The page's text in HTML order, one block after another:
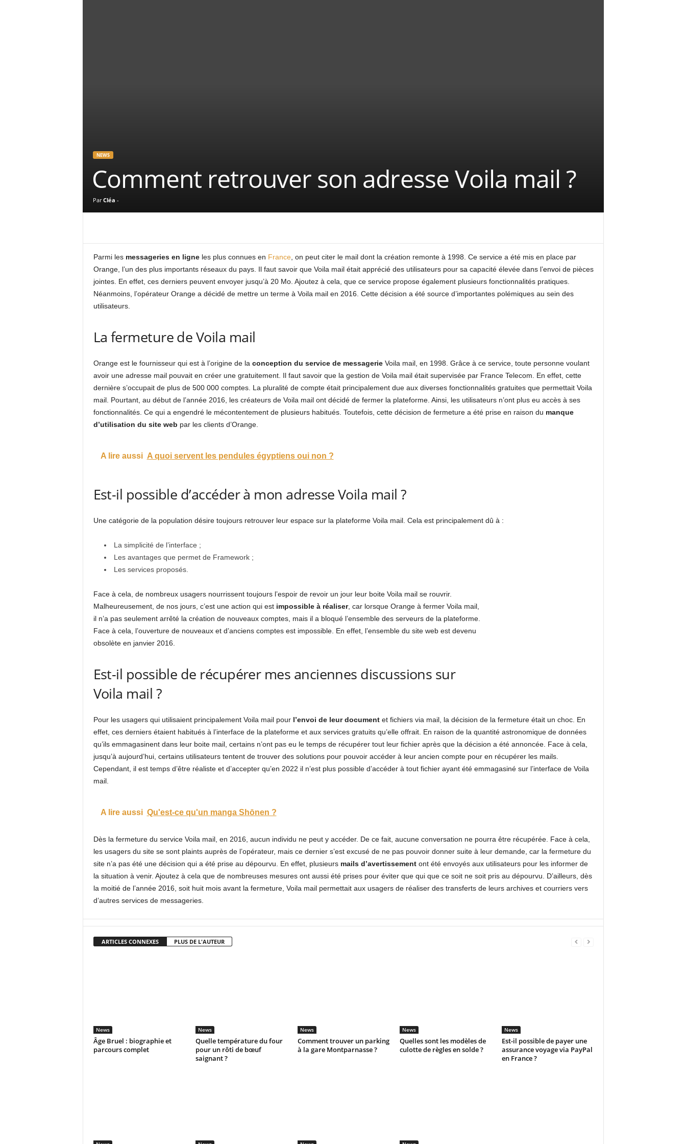
NEWS
Comment retrouver son adresse Voila mail ?
Par Cléa -
Parmi les messageries en ligneles plus connues en France, on peut citer le mail dont la création remonte à 1998. Ce service a été mis en place par
Orange, l’un des plus importants réseaux du pays. Il faut savoir que Voila mail était apprécié des utilisateurs pour sa capacité élevée dans l’envoi de pièces
jointes. En effet, ces derniers peuvent envoyer jusqu’à 20 Mo. Ajoutez à cela, que ce service propose également plusieurs fonctionnalités pratiques.
Néanmoins, l’opérateur Orange a décidé de mettre un terme à Voila mail en 2016. Cette décision a été source d’importantes polémiques au sein des
utilisateurs.
La fermeture de Voila mail
Orange est le fournisseur qui est à l’origine de la conception du service de messagerieVoila mail, en 1998. Grâce à ce service, toute personne voulant
avoir une adresse mail pouvait en créer une gratuitement. Il faut savoir que la gestion de Voila mail était supervisée par France Telecom. En effet, cette
dernière s’occupait de plus de 500 000 comptes. La pluralité de compte était principalement due aux diverses fonctionnalités gratuites que permettait Voila
mail. Pourtant, au début de l’année 2016, les créateurs de Voila mail ont décidé de fermer la plateforme. Ainsi, les utilisateurs n’ont plus eu accès à ses
fonctionnalités. Ce qui a engendré le mécontentement de plusieurs habitués. Toutefois, cette décision de fermeture a été prise en raison du manque
d’utilisation du site web par les clients d’Orange.
A lire aussi A quoi servent les pendules égyptiens oui non ?
Est-il possible d’accéder à mon adresse Voila mail ?
Une catégorie de la population désire toujours retrouver leur espace sur la plateforme Voila mail. Cela est principalement dû à :
La simplicité de l’interface ;
Les avantages que permet de Framework ;
Les services proposés.
Face à cela, de nombreux usagers nourrissent toujours l’espoir de revoir un jour leur boite Voila mail se rouvrir.
Malheureusement, de nos jours, c’est une action qui est impossible à réaliser, car lorsque Orange à fermer Voila mail,
il n’a pas seulement arrêté la création de nouveaux comptes, mais il a bloqué l’ensemble des serveurs de la plateforme.
Face à cela, l’ouverture de nouveaux et d’anciens comptes est impossible. En effet, l’ensemble du site web est devenu
obsolète en janvier 2016.
Est-il possible de récupérer mes anciennes discussions sur
Voila mail ?
Pour les usagers qui utilisaient principalement Voila mail pourl’envoi de leur documentet fichiers via mail, la décision de la fermeture était un choc. En
effet, ces derniers étaient habitués à l’interface de la plateforme et aux services gratuits qu’elle offrait. En raison de la quantité astronomique de données
qu’ils emmagasinent dans leur boite mail, certains n’ont pas eu le temps de récupérer tout leur fichier après que la décision a été annoncée. Face à cela,
jusqu’à aujourd’hui, certains utilisateurs tentent de trouver des solutions pour pouvoir accéder à leur ancien compte pour en récupérer les mails.
Cependant, il est temps d’être réaliste et d’accepter qu’en 2022 il n’est plus possible d’accéder à tout fichier ayant été emmagasiné sur l’interface de Voila
mail.
A lire aussi Qu'est-ce qu'un manga Shōnen ?
Dès la fermeture du service Voila mail, en 2016, aucun individu ne peut y accéder. De ce fait, aucune conversation ne pourra être récupérée. Face à cela,
les usagers du site se sont plaints auprès de l’opérateur, mais ce dernier s’est excusé de ne pas pouvoir donner suite à leur demande, car la fermeture du
site n’a pas été une décision qui a été prise au dépourvu. En effet, plusieursmails d’avertissementont été envoyés aux utilisateurs pour les informer de
la situation à venir. Ajoutez à cela que de nombreuses mesures ont aussi été prises pour éviter que qui que ce soit ne soit pris au dépourvu. D’ailleurs, dès
la moitié de l’année 2016, soit huit mois avant la fermeture, Voila mail permettait aux usagers de réaliser des transferts de leurs archives et courriers vers
d’autres services de messageries.
ARTICLES CONNEXES PLUS DE L'AUTEUR
News
Âge Bruel : biographie et
parcours complet
News
Quelle température du four
pour un rôti de bœuf
saignant ?
News
Comment trouver un parking
à la gare Montparnasse ?
News
Quelles sont les modèles de
culotte de règles en solde ?
News
Est-il possible de payer une
assurance voyage via PayPal
en France ?